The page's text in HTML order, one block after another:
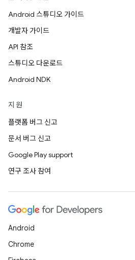
Android 스튜디오 가이드
개발자 가이드
API 참조
스튜디오 다운로드
Android NDK
지원
플랫폼 버그 신고
문서 버그 신고
Google Play support
연구 조사 참여
Android
Chrome